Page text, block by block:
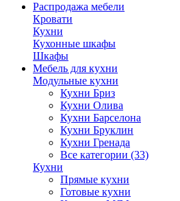
Распродажа мебели
Кровати
Кухни
Кухонные шкафы
Шкафы
Мебель для кухни
Модульные кухни
Кухни Бриз
Кухни Олива
Кухни Барселона
Кухни Бруклин
Кухни Гренада
Все категории (33)
Кухни
Прямые кухни
Готовые кухни